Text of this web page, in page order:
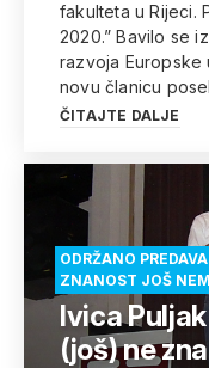
fakulteta u Rijeci.
2020.” Bavilo se
razvoja Europske
novu članicu
ČITAJTE DALJE
ODRŽANO
ZNANOST JOŠ
Ivica
(još) ne